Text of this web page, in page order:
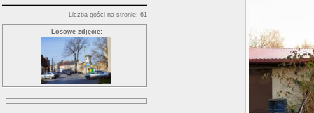
Liczba gości na stronie: 61
Losowe zdjęcie: